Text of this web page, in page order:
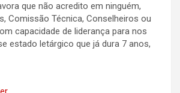
que não acredito em ninguém,
Comissão Técnica, Conselheiros ou
capacidade de liderança para nos
estado letárgico que já dura 7 anos,